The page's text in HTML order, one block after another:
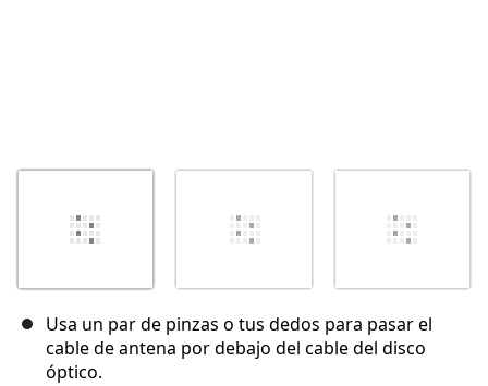
Usa un par de pinzas o tus dedos para pasar el
cable de antena por debajo del cable del disco
óptico.